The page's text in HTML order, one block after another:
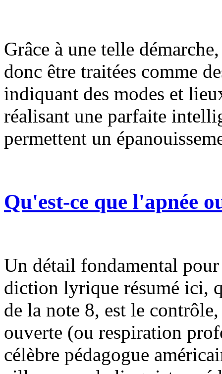
Grâce à une telle
donc être traitées comme
indiquant des modes et
réalisant une parfaite
permettent un
Qu'est-ce que l'apnée
Un détail fondamental
diction lyrique résumé ici,
de la note 8, est le
ouverte (ou respiration
célèbre pédagogue